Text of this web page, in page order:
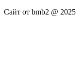
Сайт от bmb2 @ 2025